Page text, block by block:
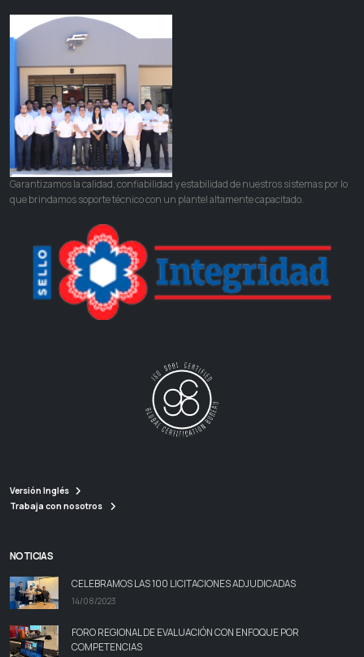
Garantizamos la calidad, confiabilidad y estabilidad de nuestros sistemas por lo
que brindamos soporte técnico con un plantel altamente capacitado.
Versión Inglés
Trabaja con nosotros
NOTICIAS
CELEBRAMOS LAS 100 LICITACIONES ADJUDICADAS
14/08/2023
FORO REGIONAL DE EVALUACIÓN CON ENFOQUE POR
COMPETENCIAS